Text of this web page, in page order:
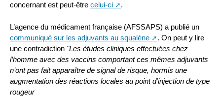
concernant est peut-être celui-ci .
L’agence du médicament française (AFSSAPS) a publié un
communiqué sur les adjuvants au squalène
. On peut y lire
une contradiction "Les études cliniques effectuées chez
l’homme avec des vaccins comportant ces mêmes adjuvants
n’ont pas fait apparaître de signal de risque, hormis une
augmentation des réactions locales au point d’injection de type
rougeur